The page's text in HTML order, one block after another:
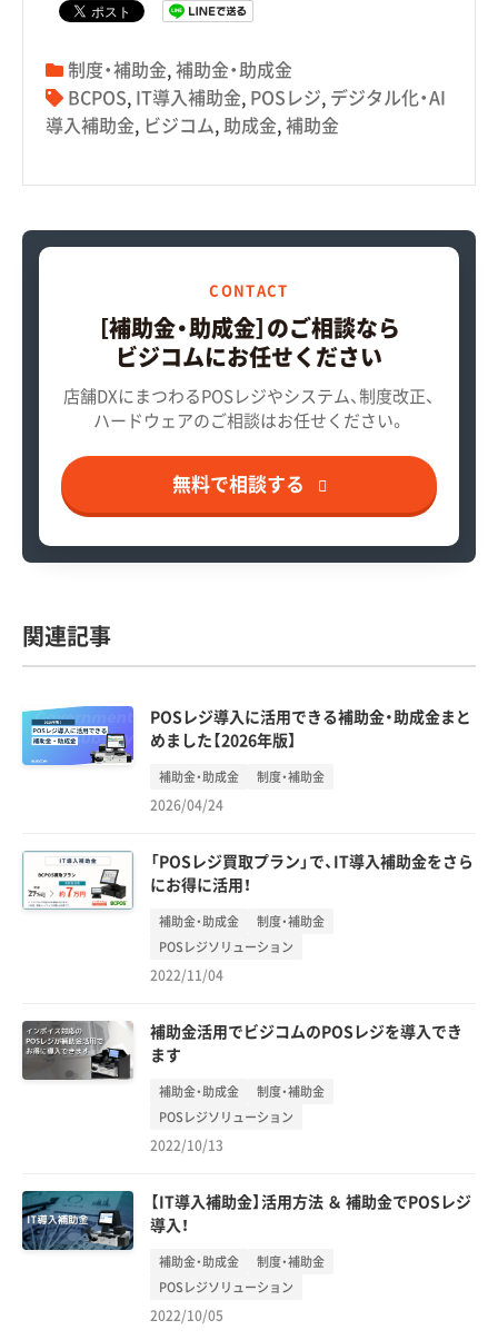
制度・補助金 補助金・助成金
BCPOS
IT導入補助金 POSレジ
デジタル化・AI
導入補助金
ビジコム 助成金 補助金
CONTACT
［補助金・助成金］のご相談なら
ビジコムにお任せください
店舗DXにまつわるPOSレジやシステム、制度改正、
ハードウェアのご相談はお任せください。
無料で相談する
関連記事
POSレジ導入に活用できる補助金・助成金まと
めました【2026年版】
補助金・助成金 制度・補助金
2026/04/24
「POSレジ買取プラン」で、IT導入補助金をさら
にお得に活用！
補助金・助成金 制度・補助金
POSレジソリューション
2022/11/04
補助金活用でビジコムのPOSレジを導入でき
ます
補助金・助成金 制度・補助金
POSレジソリューション
2022/10/13
【IT導入補助金】活用方法 ＆ 補助金でPOSレジ
導入！
補助金・助成金 制度・補助金
POSレジソリューション
2022/10/05